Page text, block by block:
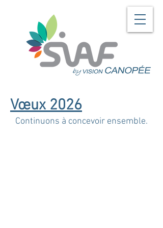
Vœux 2026
Continuons à concevoir ensemble.